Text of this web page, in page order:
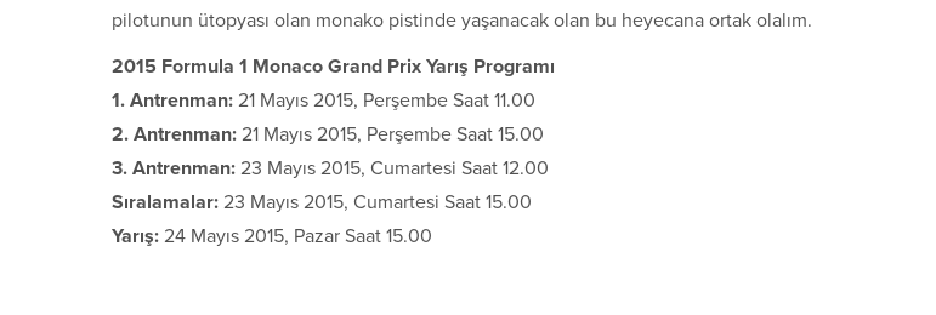
pilotunun ütopyası olan monako pistinde yaşanacak olan bu heyecana ortak olalım.
2015 Formula 1 Monaco Grand Prix Yarış Programı
1. Antrenman: 21 Mayıs 2015, Perşembe Saat 11.00
2. Antrenman: 21 Mayıs 2015, Perşembe Saat 15.00
3. Antrenman: 23 Mayıs 2015, Cumartesi Saat 12.00
Sıralamalar: 23 Mayıs 2015, Cumartesi Saat 15.00
Yarış: 24 Mayıs 2015, Pazar Saat 15.00